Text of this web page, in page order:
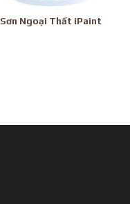
Sơn Ngoại Thất iPaint